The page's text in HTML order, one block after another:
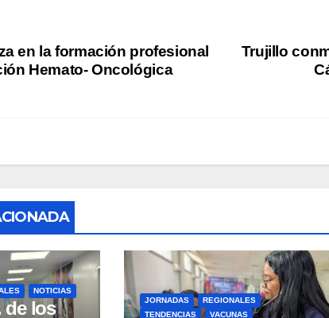
Trujillo
en la formación profesional
Hemato- Oncológica
NOTICIAS
de los
JORNADAS
REGIONALES
TENDENCIAS
VACUNAS